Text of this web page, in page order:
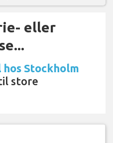
eller
Stockholm
store